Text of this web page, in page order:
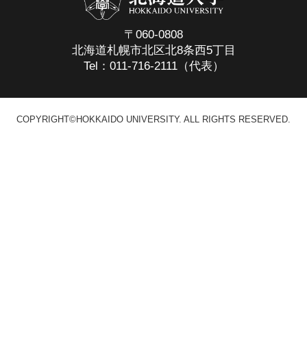
〒060-0808
北海道札幌市北区北8条西5丁目
Tel：011-716-2111（代表）
COPYRIGHT©HOKKAIDO UNIVERSITY. ALL RIGHTS RESERVED.